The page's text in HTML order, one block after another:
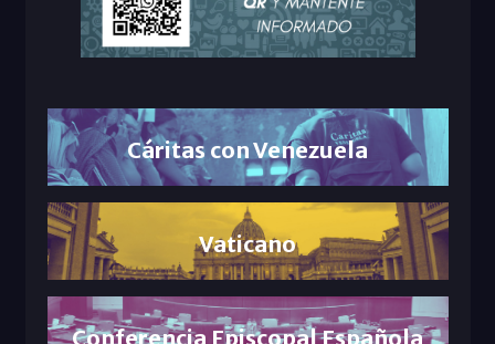
Cáritas con Venezuela
Vaticano
Conferencia Episcopal Española